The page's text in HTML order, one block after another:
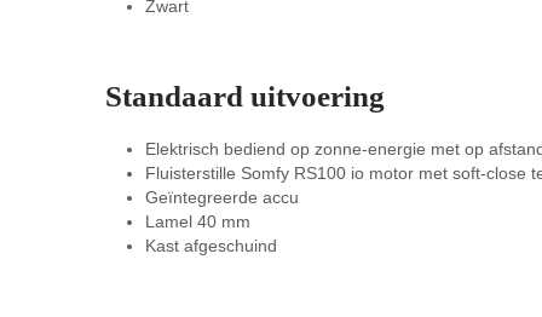
Zwart
Standaard uitvoering
Elektrisch bediend op zonne-energie met op
Fluisterstille Somfy RS100 io motor met soft-close
Geïntegreerde accu
Lamel 40 mm
Kast afgeschuind